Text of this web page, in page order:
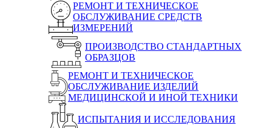
РЕМОНТ И ТЕХНИЧЕСКОЕ
ОБСЛУЖИВАНИЕ СРЕДСТВ
ИЗМЕРЕНИЙ
ПРОИЗВОДСТВО СТАНДАРТНЫХ
ОБРАЗЦОВ
РЕМОНТ И ТЕХНИЧЕСКОЕ
ОБСЛУЖИВАНИЕ ИЗДЕЛИЙ
МЕДИЦИНСКОЙ И ИНОЙ ТЕХНИКИ
ИСПЫТАНИЯ И ИССЛЕДОВАНИЯ